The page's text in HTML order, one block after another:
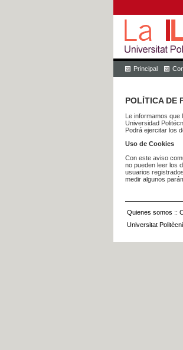
Principal
POLÍTICA DE
Le informamos que
Universidad
Podrá ejercitar los
Uso de Cookies
Con este aviso
no pueden leer los
usuarios
medir algunos
Quienes somos ::
Universitat